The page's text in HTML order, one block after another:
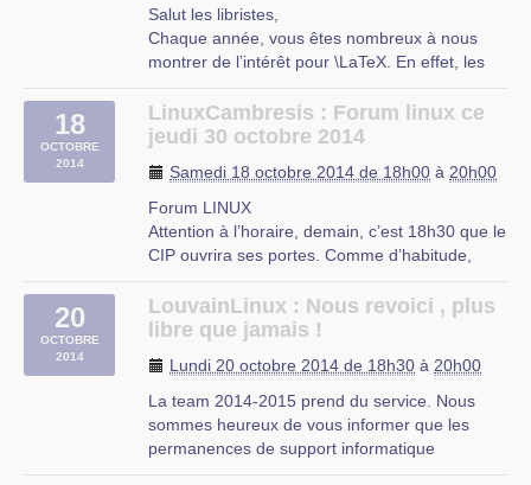
en (…)
Salut les libristes,
Chaque année, vous êtes nombreux à nous
montrer de l’intérêt pour \LaTeX. En effet, les
gardent un « style » dont il est difficile de
s’écarter. Vous avez de la chance car, cette
18
OCTOBRE
2014
LinuxCambresis : Forum linux ce
jeudi 30 octobre 2014
Samedi 18 octobre 2014 de 18h00 à 20h00
Forum LINUX
Attention à l’horaire, demain, c’est 18h30 que le
CIP ouvrira ses portes. Comme d’habitude,
nos réponses !
CIP Proville
20
OCTOBRE
2014
LouvainLinux : Nous revoici , plus
libre que jamais !
Lundi 20 octobre 2014 de 18h30 à 20h00
La team 2014-2015 prend du service. Nous
sommes heureux de vous informer que les
permanences de support informatique